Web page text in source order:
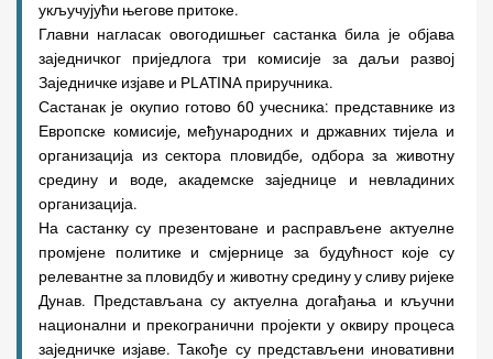
укључујући његове притоке.
Главни нагласак овогодишњег састанка била је објава
заједничког приједлога три комисије за даљи развој
Заједничке изјаве и PLATINA приручника.
Састанак је окупио готово 60 учесника: представнике из
Европске комисије, међународних и државних тијела и
организација из сектора пловидбе, одбора за животну
средину и воде, академске заједнице и невладиних
организација.
На састанку су презентоване и расправљене актуелне
промјене политике и смјернице за будућност које су
релевантне за пловидбу и животну средину у сливу ријеке
Дунав. Представљана су актуелна догађања и кључни
национални и прекогранични пројекти у оквиру процеса
заједничке изјаве. Такође су представљени иновативни